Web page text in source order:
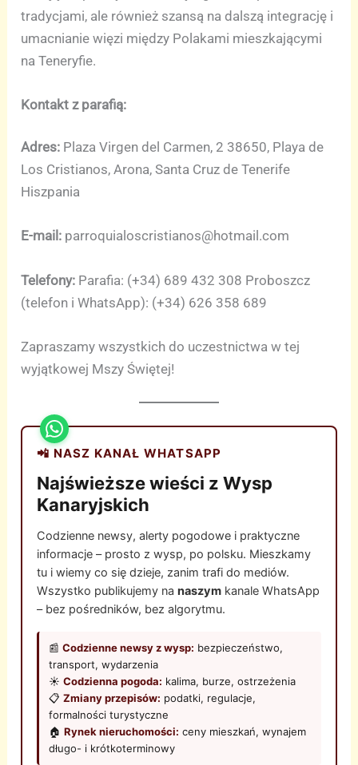
tradycjami, ale również szansą na dalszą integrację i
umacnianie więzi między Polakami mieszkającymi
na Teneryfie.
Kontakt z parafią:
Adres: Plaza Virgen del Carmen, 2 38650, Playa de
Los Cristianos, Arona, Santa Cruz de Tenerife
Hiszpania
E-mail: parroquialoscristianos@hotmail.com
Telefony: Parafia: (+34) 689 432 308 Proboszcz
(telefon i WhatsApp): (+34) 626 358 689
Zapraszamy wszystkich do uczestnictwa w tej
wyjątkowej Mszy Świętej!
📲 NASZ KANAŁ WHATSAPP
Najświeższe wieści z Wysp
Kanaryjskich
Codzienne newsy, alerty pogodowe i praktyczne
informacje – prosto z wysp, po polsku. Mieszkamy
tu i wiemy co się dzieje, zanim trafi do mediów.
Wszystko publikujemy nanaszym kanale WhatsApp
– bez pośredników, bez algorytmu.
📰Codzienne newsy z wysp: bezpieczeństwo,
transport, wydarzenia
☀️Codzienna pogoda: kalima, burze, ostrzeżenia
📋Zmiany przepisów: podatki, regulacje,
formalności turystyczne
🏠Rynek nieruchomości: ceny mieszkań, wynajem
długo- i krótkoterminowy